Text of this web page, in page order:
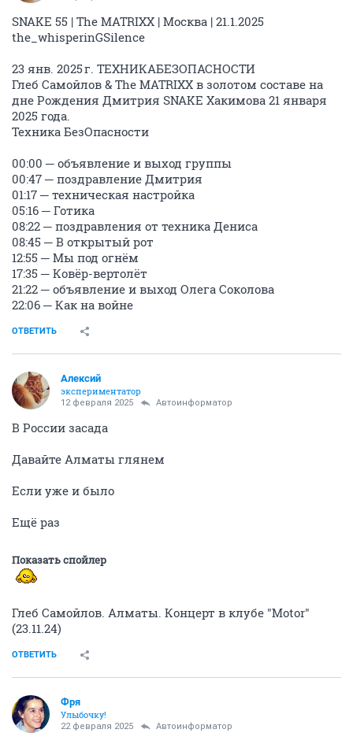
SNAKE 55 | The MATRIXX | Москва | 21.1.2025
the_whisperinGSilence
23 янв. 2025 г. ТЕХНИКАБЕЗОПАСНОСТИ
Глеб Самойлов & The MATRIXX в золотом составе на
дне Рождения Дмитрия SNAKE Хакимова 21 января
2025 года.
Техника БезОпасности
00:00 ─ объявление и выход группы
00:47 ─ поздравление Дмитрия
01:17 ─ техническая настройка
05:16 ─ Готика
08:22 ─ поздравления от техника Дениса
08:45 ─ В открытый рот
12:55 ─ Мы под огнём
17:35 ─ Ковёр-вертолёт
21:22 ─ объявление и выход Олега Соколова
22:06 ─ Как на войне
ОТВЕТИТЬ
Алексий
экспериментатор
12 февраля 2025 Автоинформатор
В России засада
Давайте Алматы глянем
Если уже и было
Ещё раз
Показать спойлер
Глеб Самойлов. Алматы. Концерт в клубе "Motor"
(23.11.24)
ОТВЕТИТЬ
Фря
Улыбочку!
22 февраля 2025 Автоинформатор